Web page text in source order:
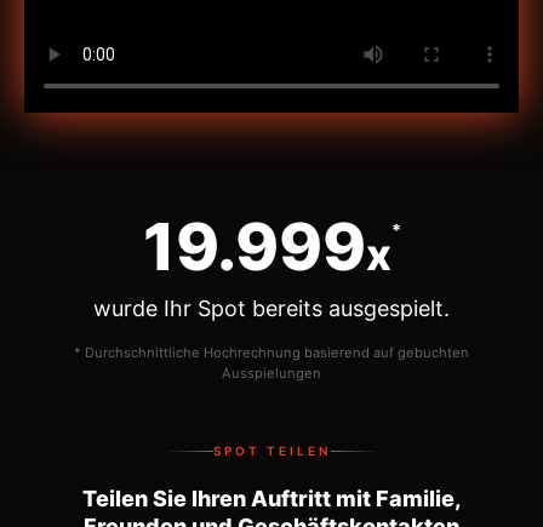
20.000x *
wurde Ihr Spot bereits ausgespielt.
* Durchschnittliche Hochrechnung basierend auf gebuchten
Ausspielungen
SPOT TEILEN
Teilen Sie Ihren Auftritt mit Familie,